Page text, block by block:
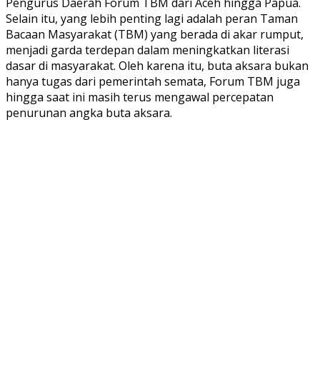
Selain itu, yang lebih penting lagi adalah peran Taman
Bacaan Masyarakat (TBM) yang berada di akar rumput,
menjadi garda terdepan dalam meningkatkan literasi
dasar di masyarakat. Oleh karena itu, buta aksara bukan
hanya tugas dari pemerintah semata, Forum TBM juga
hingga saat ini masih terus mengawal percepatan
penurunan angka buta aksara.